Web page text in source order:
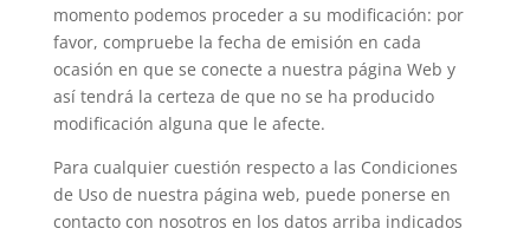
momento podemos proceder a su modificación: por
favor, compruebe la fecha de emisión en cada
ocasión en que se conecte a nuestra página Web y
así tendrá la certeza de que no se ha producido
modificación alguna que le afecte.
Para cualquier cuestión respecto a las Condiciones
de Uso de nuestra página web, puede ponerse en
contacto con nosotros en los datos arriba indicados